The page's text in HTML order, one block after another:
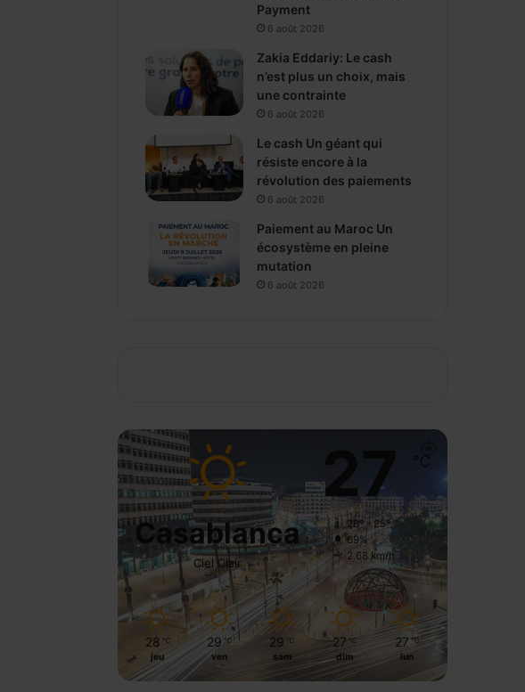
Payment
6 août 2026
Zakia Eddariy: Le cash
n’est plus un choix, mais
une contrainte
6 août 2026
Le cash Un géant qui
résiste encore à la
révolution des paiements
6 août 2026
Paiement au Maroc Un
écosystème en pleine
mutation
6 août 2026
Casablanca
Ciel Clair
27 ℃
28º - 25º
69%
2.68 km/h
28 ℃
jeu
29 ℃
ven
29 ℃
sam
27 ℃
dim
27 ℃
lun